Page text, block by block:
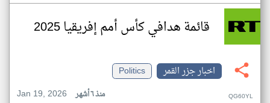
قائمة هدافي كأس أمم إفريقيا 2025
اخبار جزر القمر
Politics
Jan 19, 2026
منذ ٦ أشهر QG60YL